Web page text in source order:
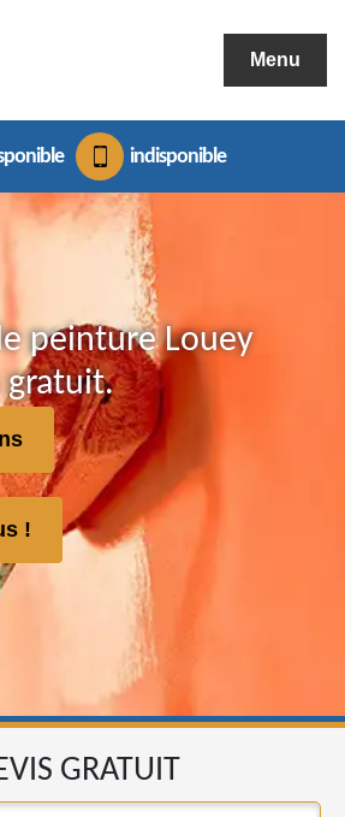
Menu
indisponible
peinture Louey
gratuit.
!
GRATUIT